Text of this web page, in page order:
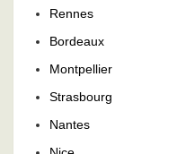
Rennes
Bordeaux
Montpellier
Strasbourg
Nantes